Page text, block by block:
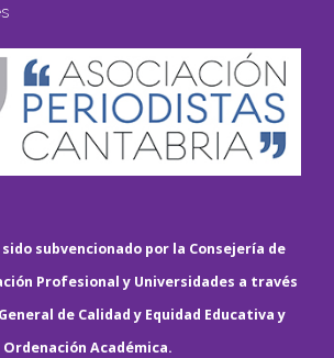
subvencionado por la Consejería de
Profesional y Universidades a través
de Calidad y Equidad Educativa y
Ordenación Académica.